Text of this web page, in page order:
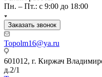
Пн. – Пт.: с 9:00 до 18:00
Заказать звонок
Topolm16@ya.ru
601012, г. Киржач
д.2/1